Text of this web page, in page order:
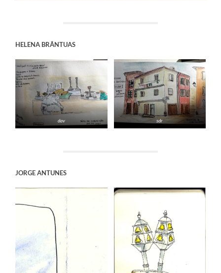
HELENA BRÂNTUAS
dav sdr
JORGE ANTUNES